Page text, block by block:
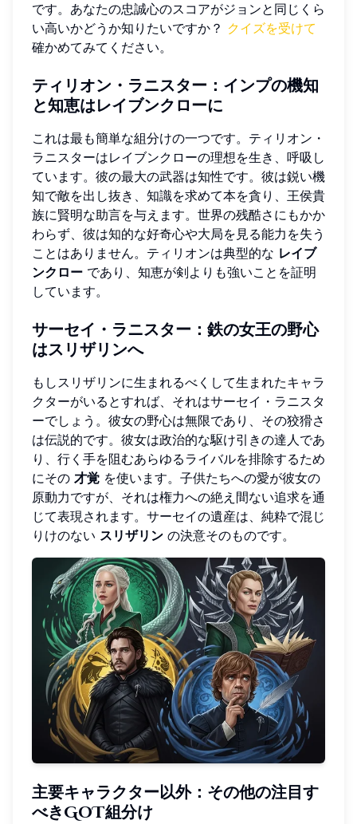
です。あなたの忠誠心のスコアがジョンと同じくら
い高いかどうか知りたいですか？ クイズを受けて
確かめてみてください。
ティリオン・ラニスター：インプの機知
と知恵はレイブンクローに
これは最も簡単な組分けの一つです。ティリオン・
ラニスターはレイブンクローの理想を生き、呼吸し
ています。彼の最大の武器は知性です。彼は鋭い機
知で敵を出し抜き、知識を求めて本を貪り、王侯貴
族に賢明な助言を与えます。世界の残酷さにもかか
わらず、彼は知的な好奇心や大局を見る能力を失う
ことはありません。ティリオンは典型的な レイブ
ンクロー であり、知恵が剣よりも強いことを証明
しています。
サーセイ・ラニスター：鉄の女王の野心
はスリザリンへ
もしスリザリンに生まれるべくして生まれたキャラ
クターがいるとすれば、それはサーセイ・ラニスタ
ーでしょう。彼女の野心は無限であり、その狡猾さ
は伝説的です。彼女は政治的な駆け引きの達人であ
り、行く手を阻むあらゆるライバルを排除するため
にその 才覚 を使います。子供たちへの愛が彼女の
原動力ですが、それは権力への絶え間ない追求を通
じて表現されます。サーセイの遺産は、純粋で混じ
りけのない スリザリン の決意そのものです。
主要キャラクター以外：その他の注目す
べきGoT組分け